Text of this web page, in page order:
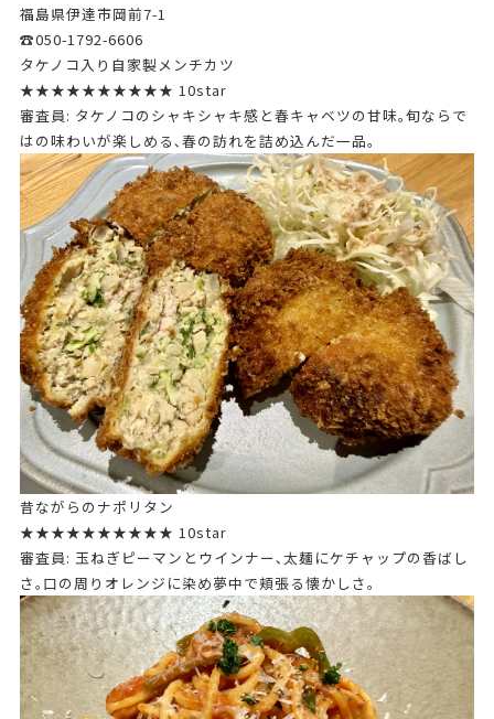
福島県伊達市岡前7-1
☎050-1792-6606
タケノコ入り自家製メンチカツ
★★★★★★★★★★ 10star
審査員: タケノコのシャキシャキ感と春キャベツの甘味｡旬ならで
はの味わいが楽しめる､春の訪れを詰め込んだ一品。
昔ながらのナポリタン
★★★★★★★★★★ 10star
審査員: 玉ねぎピーマンとウインナー､太麺にケチャップの香ばし
さ｡口の周りオレンジに染め夢中で頬張る懐かしさ｡